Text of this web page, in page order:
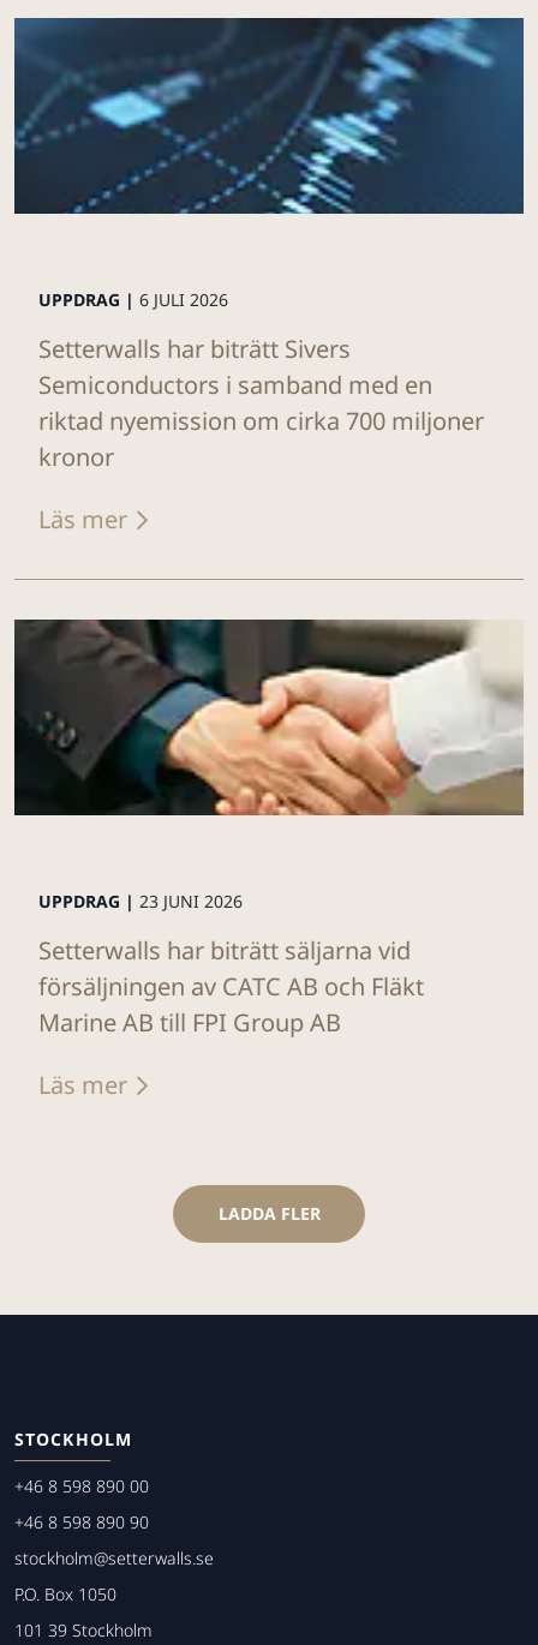
UPPDRAG | 6 JULI 2026
Setterwalls har biträtt Sivers
Semiconductors i samband med en
riktad nyemission om cirka 700 miljoner
kronor
Läs mer
UPPDRAG | 23 JUNI 2026
Setterwalls har biträtt säljarna vid
försäljningen av CATC AB och Fläkt
Marine AB till FPI Group AB
Läs mer
LADDA FLER
STOCKHOLM
+46 8 598 890 00
+46 8 598 890 90
stockholm@setterwalls.se
P.O. Box 1050
101 39 Stockholm